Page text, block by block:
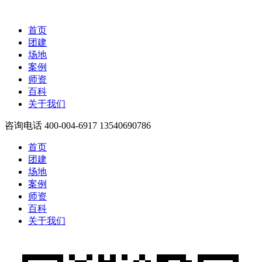
首页
团建
场地
案例
师资
百科
关于我们
咨询电话 400-004-6917 13540690786
首页
团建
场地
案例
师资
百科
关于我们